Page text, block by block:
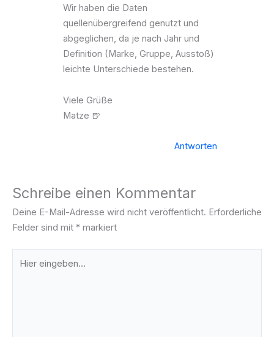
Wir haben die Daten
quellenübergreifend genutzt und
abgeglichen, da je nach Jahr und
Definition (Marke, Gruppe, Ausstoß)
leichte Unterschiede bestehen.
Viele Grüße
Matze 🍺
Antworten
Schreibe einen Kommentar
Deine E-Mail-Adresse wird nicht veröffentlicht. Erforderliche
Felder sind mit * markiert
eingeben…